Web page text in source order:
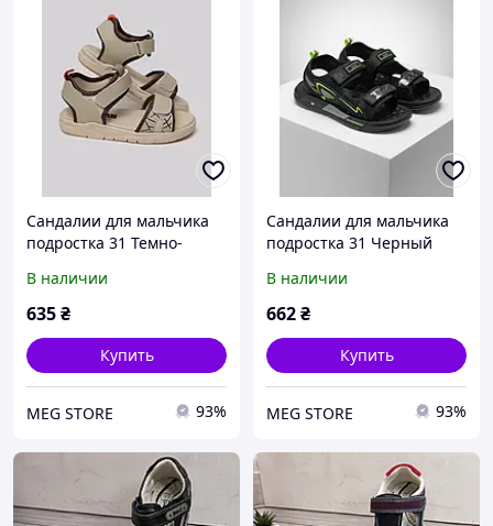
Сандалии для мальчика
подростка 31 Темно-
(713227-31)
В наличии
635₴
Купить
MEG STORE 93%
Сандалии для мальчика
подростка 31 Черный
В наличии
662₴
Купить
MEG STORE 93%